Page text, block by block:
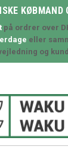
KØBMAND
på ordrer over
eller
og